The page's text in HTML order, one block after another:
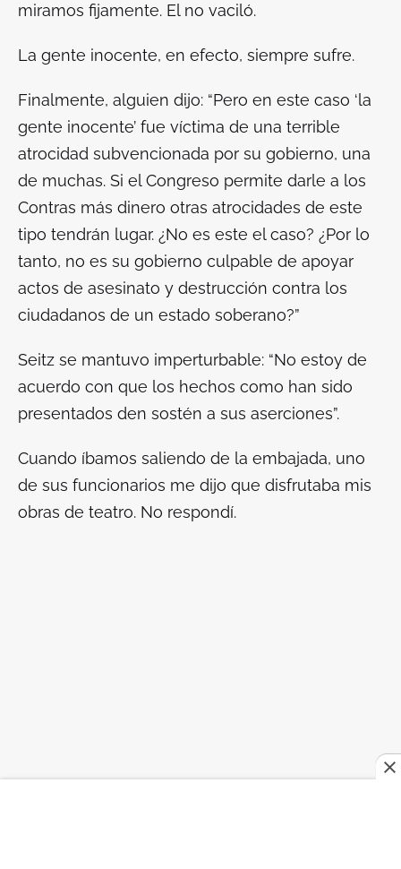
miramos fijamente. El no vaciló.
La gente inocente, en efecto, siempre sufre.
Finalmente, alguien dijo: “Pero en este caso ‘la
gente inocente’ fue víctima de una terrible
atrocidad subvencionada por su gobierno, una
de muchas. Si el Congreso permite darle a los
Contras más dinero otras atrocidades de este
tipo tendrán lugar. ¿No es este el caso? ¿Por lo
tanto, no es su gobierno culpable de apoyar
actos de asesinato y destrucción contra los
ciudadanos de un estado soberano?”
Seitz se mantuvo imperturbable: “No estoy de
acuerdo con que los hechos como han sido
presentados den sostén a sus aserciones”.
Cuando íbamos saliendo de la embajada, uno
de sus funcionarios me dijo que disfrutaba mis
obras de teatro. No respondí.